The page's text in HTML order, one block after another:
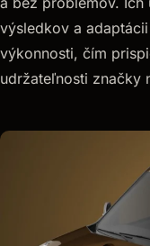
výsledkov a
výkonnosti, čím
udržateľnosti značky